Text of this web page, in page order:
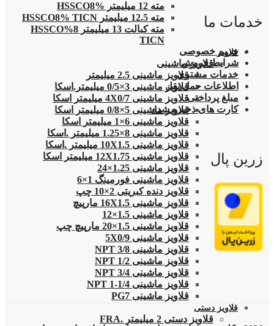
مته 12 میلیمتر HSSCO8%
مته 12.5 میلیمتر HSSCO8% TICN
مته کبالت 13 میلیمتر 8%HSSCO
TICN
قلاویز
قلاویز ماشینی
قلاویز ماشینی 2.5 میلیمتر
قلاویز ماشینی 3×0/5 میلیمتر.اسکا
قلاویز ماشینی 4X0/7 میلیمتر اسکا
قلاویز ماشینی 5×0/8 میلیمتر اسکا
قلاویز ماشینی 6×1 میلیمتر اسکا
قلاویز ماشینی 8×1.25 میلیمتر .اسکا
قلاویز ماشینی 10X1.5 میلیمتر .اسکا
قلاویز ماشینی 12X1.75 میلیمتر اسکا
قلاویز ماشینی 1.25×24
قلاویز ماشینی فورمینگ 1×6
قلاویز دنده کبریتی 2×10 چپ
قلاویز ماشینی 16X1.5 مارپیچ
قلاویز ماشینی 1.5×12
قلاویز ماشینی 1.5×20 مارپیچ چپ
قلاویز ماشینی 5X0/9
قلاویز ماشینی 3/8 NPT
قلاویز ماشینی 1/2 NPT
قلاویز ماشینی 3/4 NPT
قلاویز ماشینی 1/4-1 NPT
قلاویز ماشینی PG7
قلاویز دستی
قلاویز دستی 2 میلیمتر .FRA
خدمات ما
حریم خصوصی
شرایط فروش
خدمات مشتری
اطلاعات حمل نقل
مبلغ پرداختی
کارت های ذخیره شده
زرین پال